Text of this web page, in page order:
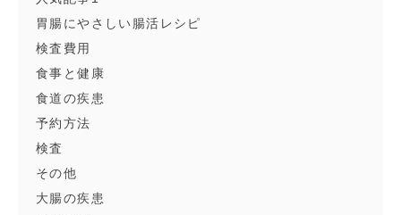
胃腸にやさしい腸活レシピ
検査費用
食事と健康
食道の疾患
予約方法
検査
その他
大腸の疾患